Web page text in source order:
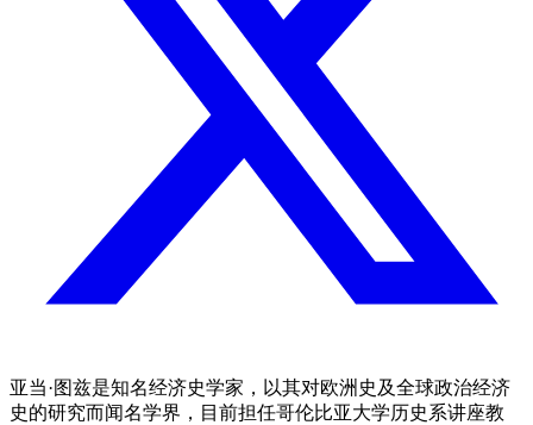
亚当·图兹是知名经济史学家，以其对欧洲史及全球政治经济
史的研究而闻名学界，目前担任哥伦比亚大学历史系讲座教